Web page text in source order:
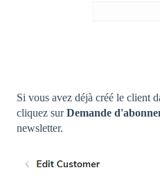
Si vous avez déjà créé le client
cliquez surDemande
newsletter.